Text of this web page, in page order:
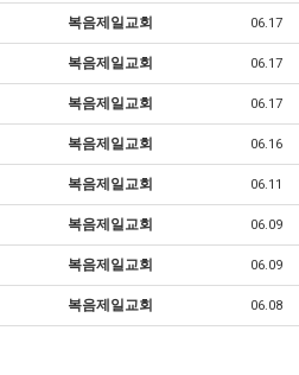
복음제일교회 06.17
복음제일교회 06.17
복음제일교회 06.17
복음제일교회 06.16
복음제일교회 06.11
복음제일교회 06.09
복음제일교회 06.09
복음제일교회 06.08